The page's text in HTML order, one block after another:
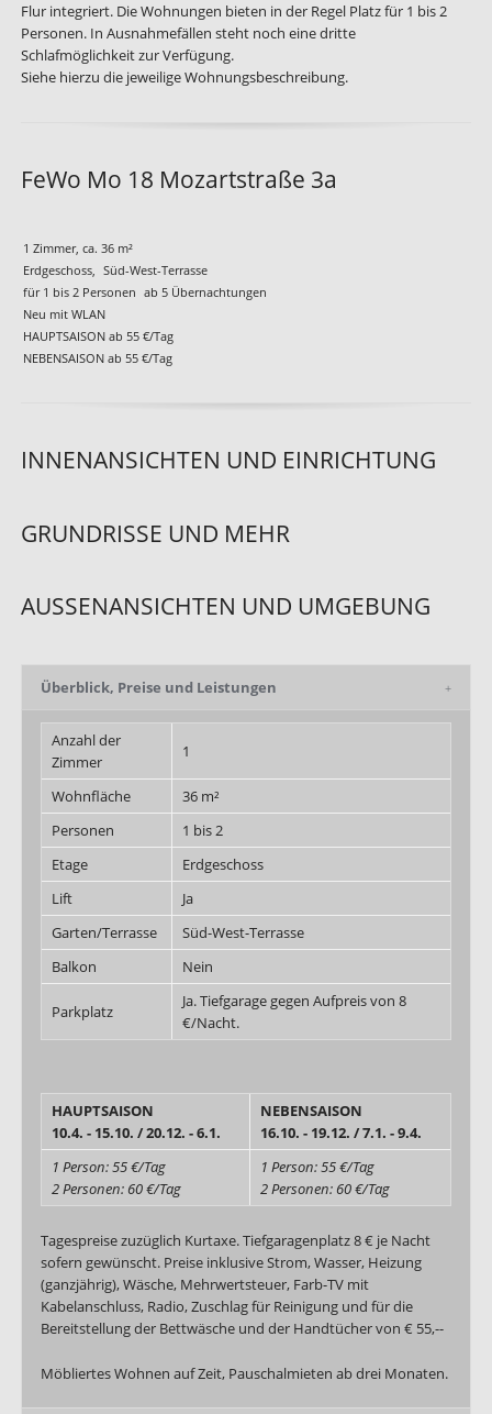
Flur integriert. Die Wohnungen bieten in der Regel Platz für 1 bis 2
Personen. In Ausnahmefällen steht noch eine dritte
Schlafmöglichkeit zur Verfügung.
Siehe hierzu die jeweilige Wohnungsbeschreibung.
FeWo Mo 18 Mozartstraße 3a
1 Zimmer, ca. 36 m²
Erdgeschoss,
Süd-West-Terrasse
für 1 bis 2 Personen ab 5 Übernachtungen
Neu mit WLAN
HAUPTSAISON ab 55 €/Tag
NEBENSAISON ab 55 €/Tag
INNENANSICHTEN UND EINRICHTUNG
GRUNDRISSE UND MEHR
AUSSENANSICHTEN UND UMGEBUNG
Überblick, Preise und Leistungen
Anzahl der
Zimmer
1
Wohnfläche
36 m²
Personen
1 bis 2
Etage
Erdgeschoss
Lift
Ja
Garten/Terrasse
Süd-West-Terrasse
Balkon
Nein
Parkplatz
Ja. Tiefgarage gegen Aufpreis von 8
€/Nacht.
HAUPTSAISON
10.4. - 15.10. / 20.12. - 6.1.
NEBENSAISON
16.10. - 19.12. / 7.1. - 9.4.
1 Person: 55 €/Tag
2 Personen: 60 €/Tag
1 Person: 55 €/Tag
2 Personen: 60 €/Tag
Tagespreise zuzüglich Kurtaxe. Tiefgaragenplatz 8 € je Nacht
sofern gewünscht. Preise inklusive Strom, Wasser, Heizung
(ganzjährig), Wäsche, Mehrwertsteuer, Farb-TV mit
Kabelanschluss, Radio, Zuschlag für Reinigung und für die
Bereitstellung der Bettwäsche und der Handtücher von € 55,--
Möbliertes Wohnen auf Zeit, Pauschalmieten ab drei Monaten.